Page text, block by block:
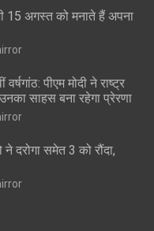
15 अगस्त को मनाते हैं अपना
पीएम मोदी ने राष्ट्र
साहस बना रहेगा प्रेरणा
दरोगा समेत 3 को रौंदा,